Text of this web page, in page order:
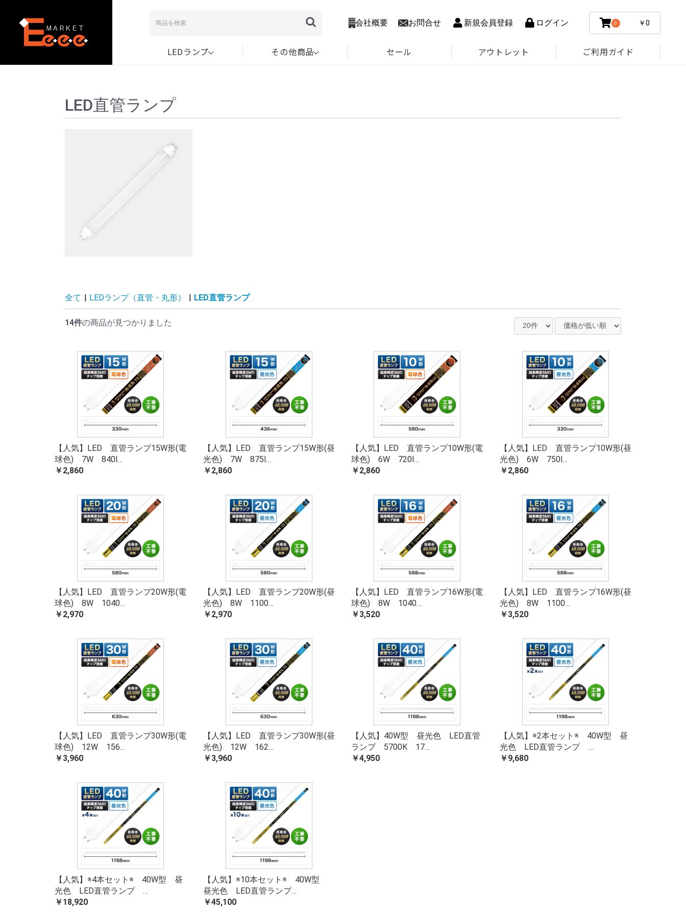
会社概要 お問合せ 新規会員登録 ログイン 0 ￥0
LEDランプ その他商品 セール アウトレット ご利用ガイド
LED直管ランプ
全て LEDランプ（直管・丸形） LED直管ランプ
14件の商品が見つかりました
【人気】LED 直管ランプ15W形(電
球色) 7W 840l…
￥2,860
【人気】LED 直管ランプ15W形(昼
光色) 7W 875l…
￥2,860
【人気】LED 直管ランプ10W形(電
球色) 6W 720l…
￥2,860
【人気】LED 直管ランプ10W形(昼
光色) 6W 750l…
￥2,860
【人気】LED 直管ランプ20W形(電
球色) 8W 1040…
￥2,970
【人気】LED 直管ランプ20W形(昼
光色) 8W 1100…
￥2,970
【人気】LED 直管ランプ16W形(電
球色) 8W 1040…
￥3,520
【人気】LED 直管ランプ16W形(昼
光色) 8W 1100…
￥3,520
【人気】LED 直管ランプ30W形(電
球色) 12W 156…
￥3,960
【人気】LED 直管ランプ30W形(昼
光色) 12W 162…
￥3,960
【人気】40W型 昼光色 LED直管
ランプ 5700K 17…
￥4,950
【人気】※2本セット※ 40W型 昼
光色 LED直管ランプ …
￥9,680
【人気】※4本セット※ 40W型 昼
光色 LED直管ランプ …
￥18,920
【人気】※10本セット※ 40W型
昼光色 LED直管ランプ…
￥45,100
お買い物を続ける